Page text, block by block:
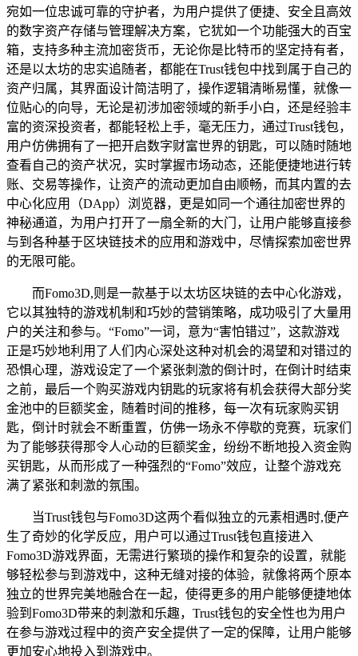
宛如一位忠诚可靠的守护者，为用户提供了便捷、安全且高效
的数字资产存储与管理解决方案，它犹如一个功能强大的百宝
箱，支持多种主流加密货币，无论你是比特币的坚定持有者，
还是以太坊的忠实追随者，都能在Trust钱包中找到属于自己的
资产归属，其界面设计简洁明了，操作逻辑清晰易懂，就像一
位贴心的向导，无论是初涉加密领域的新手小白，还是经验丰
富的资深投资者，都能轻松上手，毫无压力，通过Trust钱包，
用户仿佛拥有了一把开启数字财富世界的钥匙，可以随时随地
查看自己的资产状况，实时掌握市场动态，还能便捷地进行转
账、交易等操作，让资产的流动更加自由顺畅，而其内置的去
中心化应用（DApp）浏览器，更是如同一个通往加密世界的
神秘通道，为用户打开了一扇全新的大门，让用户能够直接参
与到各种基于区块链技术的应用和游戏中，尽情探索加密世界
的无限可能。
而Fomo3D,则是一款基于以太坊区块链的去中心化游戏，
它以其独特的游戏机制和巧妙的营销策略，成功吸引了大量用
户的关注和参与。“Fomo”一词，意为“害怕错过”，这款游戏
正是巧妙地利用了人们内心深处这种对机会的渴望和对错过的
恐惧心理，游戏设定了一个紧张刺激的倒计时，在倒计时结束
之前，最后一个购买游戏内钥匙的玩家将有机会获得大部分奖
金池中的巨额奖金，随着时间的推移，每一次有玩家购买钥
匙，倒计时就会不断重置，仿佛一场永不停歇的竞赛，玩家们
为了能够获得那令人心动的巨额奖金，纷纷不断地投入资金购
买钥匙，从而形成了一种强烈的“Fomo”效应，让整个游戏充
满了紧张和刺激的氛围。
当Trust钱包与Fomo3D这两个看似独立的元素相遇时,便产
生了奇妙的化学反应，用户可以通过Trust钱包直接进入
Fomo3D游戏界面，无需进行繁琐的操作和复杂的设置，就能
够轻松参与到游戏中，这种无缝对接的体验，就像将两个原本
独立的世界完美地融合在一起，使得更多的用户能够便捷地体
验到Fomo3D带来的刺激和乐趣，Trust钱包的安全性也为用户
在参与游戏过程中的资产安全提供了一定的保障，让用户能够
更加安心地投入到游戏中。